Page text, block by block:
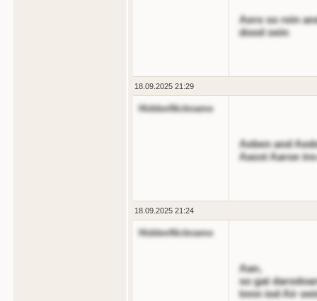
Aero so rein
dood oein
18.09.2025 21:29
HiddenNickname
Aeben and
Aasst Aaroe
18.09.2025 21:24
HiddenNickname
Aan,
so gat
tnnn iod Air